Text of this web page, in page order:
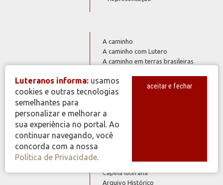
História
A caminho
A caminho com Lutero
A caminho em terras brasileiras
Nuvem de testemunhas
Organizações em retrospectiva
200 Anos de Presença Luterana no
Brasil
Jubileu dos 500 Anos da Reforma
Capela luterana
Arquivo Histórico
Luteranos informa: usamos
cookies e outras tecnologias
semelhantes para
personalizar e melhorar a
sua experiência no portal. Ao
continuar navegando, você
concorda com a nossa
Política de Privacidade.
aceitar e fechar